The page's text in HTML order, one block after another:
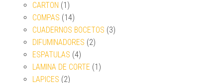
CARTON (1)
COMPAS (14)
CUADERNOS BOCETOS (3)
DIFUMINADORES (2)
ESPATULAS (4)
LAMINA DE CORTE (1)
LAPICES (2)